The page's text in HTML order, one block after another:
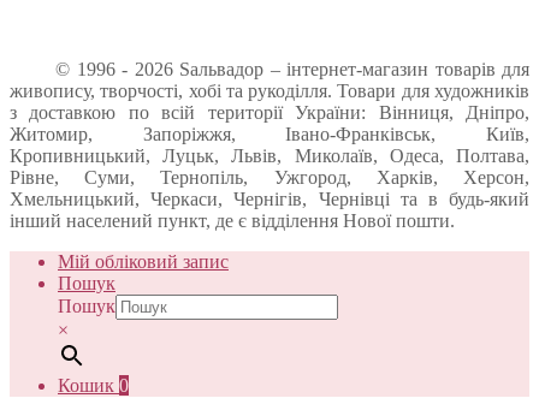
© 1996 - 2026 Sальвадор – інтернет-магазин товарів для
живопису, творчості, хобі та рукоділля. Товари для художників
з доставкою по всій території України: Вінниця, Дніпро,
Житомир, Запоріжжя, Івано-Франківськ, Київ,
Кропивницький, Луцьк, Львів, Миколаїв, Одеса, Полтава,
Рівне, Суми, Тернопіль, Ужгород, Харків, Херсон,
Хмельницький, Черкаси, Чернігів, Чернівці та в будь-який
інший населений пункт, де є відділення Нової пошти.
Мій обліковий запис
Пошук
Пошук
×
Кошик 0